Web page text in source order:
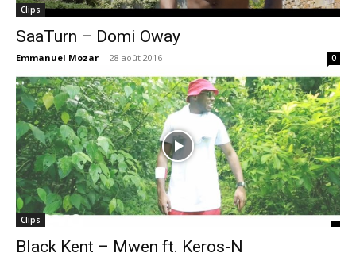
Clips
SaaTurn – Domi Oway
Emmanuel Mozar - 28 août 2016 0
Clips
Black Kent – Mwen ft. Keros-N